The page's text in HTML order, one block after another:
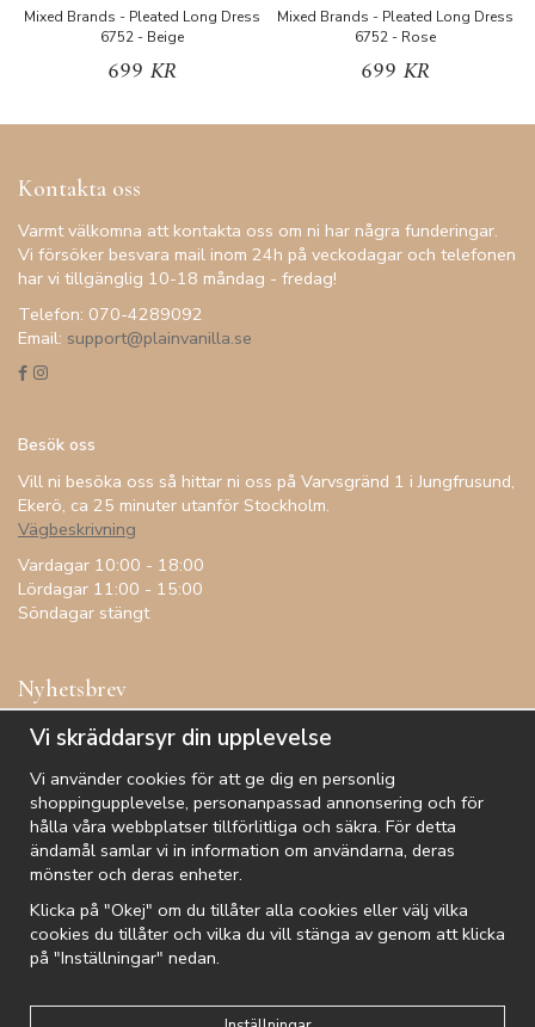
Mixed Brands - Pleated Long Dress
6752 - Beige
699 KR
Mixed Brands - Pleated Long Dress
6752 - Rose
699 KR
Kontakta oss
Varmt välkomna att kontakta oss om ni har några funderingar.
Vi försöker besvara mail inom 24h på veckodagar och telefonen
har vi tillgänglig 10-18 måndag - fredag!
Telefon: 070-4289092
Email: support@plainvanilla.se
Besök oss
Vill ni besöka oss så hittar ni oss på Varvsgränd 1 i Jungfrusund,
Ekerö, ca 25 minuter utanför Stockholm.
Vägbeskrivning
Vardagar 10:00 - 18:00
Lördagar 11:00 - 15:00
Söndagar stängt
Nyhetsbrev
Få inspiration, förtur till kampanjer, specialerbjudanden och
De uppgifter du matar in kommer endast användas till våra nyhetsbrev.
Logga in
Om cookies Integritetspolicy
Vi skräddarsyr din upplevelse
Vi använder cookies för att ge dig en personlig
shoppingupplevelse, personanpassad annonsering och för
hålla våra webbplatser tillförlitliga och säkra. För detta
ändamål samlar vi in information om användarna, deras
mönster och deras enheter.
Klicka på "Okej" om du tillåter alla cookies eller välj vilka
cookies du tillåter och vilka du vill stänga av genom att klicka
på "Inställningar" nedan.